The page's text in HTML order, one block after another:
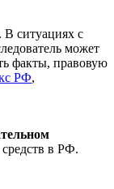
ситуациях с
может
факты, правовую
РФ,
в РФ.